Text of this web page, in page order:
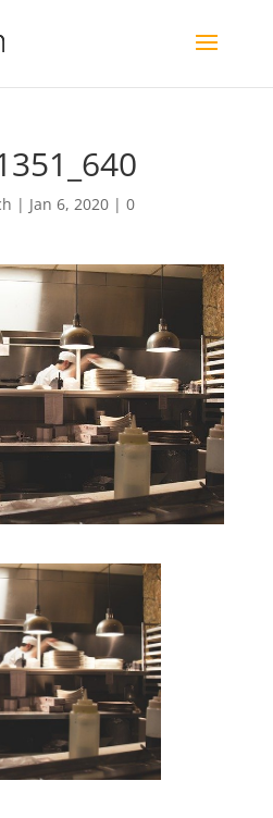
| Jan 6, 2020| 0